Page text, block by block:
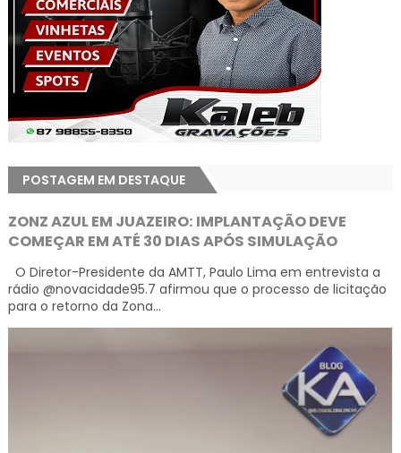
POSTAGEM EM DESTAQUE
ZONZ AZUL EM JUAZEIRO: IMPLANTAÇÃO DEVE
COMEÇAR EM ATÉ 30 DIAS APÓS SIMULAÇÃO
O Diretor-Presidente da AMTT, Paulo Lima em entrevista a
rádio @novacidade95.7 afirmou que o processo de licitação
para o retorno da Zona...